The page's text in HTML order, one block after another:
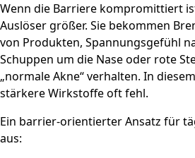
Wenn die Barriere kompromittiert
Auslöser größer. Sie bekommen
von Produkten, Spannungsgefühl
Schuppen um die Nase oder rote
„normale Akne“ verhalten. In
stärkere Wirkstoffe oft fehl.
Ein barrier-orientierter Ansatz für
aus: